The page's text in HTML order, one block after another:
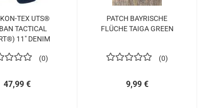
TEX UTS®
TACTICAL
11" DENIM
0
47,99 €
PATCH BAYRISCHE
FLÜCHE TAIGA GREEN
0
9,99 €